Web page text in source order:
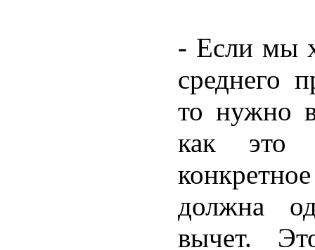
- Если мы
среднего
то нужно
как это
должна
вычет.